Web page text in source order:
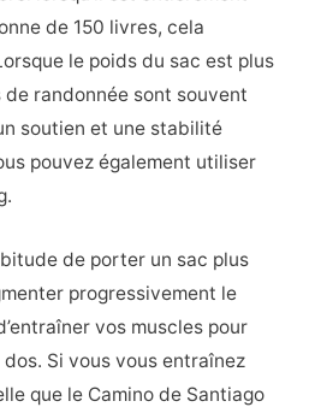
de 150 livres, cela
le poids du sac est plus
randonnée sont souvent
soutien et une stabilité
pouvez également utiliser
de porter un sac plus
progressivement le
vos muscles pour
Si vous vous entraînez
que le Camino de Santiago